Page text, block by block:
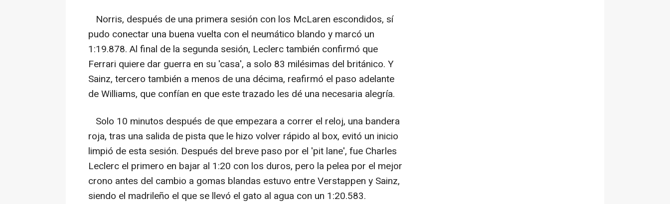
Norris, después de una primera sesión con los McLaren escondidos, sí
pudo conectar una buena vuelta con el neumático blando y marcó un
1:19.878. Al final de la segunda sesión, Leclerc también confirmó que
Ferrari quiere dar guerra en su 'casa', a solo 83 milésimas del británico. Y
Sainz, tercero también a menos de una décima, reafirmó el paso adelante
de Williams, que confían en que este trazado les dé una necesaria alegría.
Solo 10 minutos después de que empezara a correr el reloj, una bandera
roja, tras una salida de pista que le hizo volver rápido al box, evitó un inicio
limpió de esta sesión. Después del breve paso por el 'pit lane', fue Charles
Leclerc el primero en bajar al 1:20 con los duros, pero la pelea por el mejor
crono antes del cambio a gomas blandas estuvo entre Verstappen y Sainz,
siendo el madrileño el que se llevó el gato al agua con un 1:20.583.